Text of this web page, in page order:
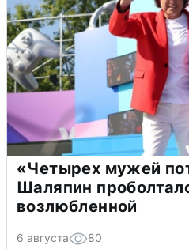
«Четырех мужей
Шаляпин
возлюбленной
6 августа 80